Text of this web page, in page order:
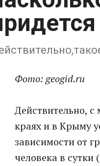
Фото: geogid.ru
Действительно,
краях и в Крыму
зависимости от
человека в сутки